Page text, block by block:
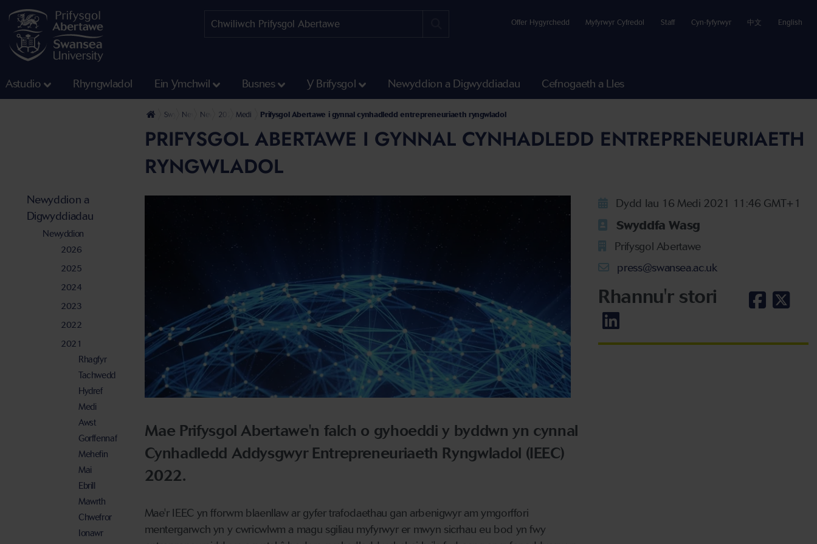
Offer Hygyrchedd Myfyrwyr Cyfredol Staff Cyn-fyfyrwyr 中文 English
Astudio Rhyngwladol Ein Ymchwil Busnes Y Brifysgol Newyddion a Digwyddiadau Cefnogaeth a Lles
Swyddfa'r Wasg
Newyddion a Digwyddiadau
Newyddion
2021Medi Prifysgol Abertawe i gynnal cynhadledd entrepreneuriaeth ryngwladol
PRIFYSGOL ABERTAWE I GYNNAL CYNHADLEDD ENTREPRENEURIAETH
RYNGWLADOL
Mae Prifysgol Abertawe'n falch o gyhoeddi y byddwn yn cynnal
Cynhadledd Addysgwyr Entrepreneuriaeth Ryngwladol (IEEC)
2022.
Mae'r IEEC yn fforwm blaenllaw ar gyfer trafodaethau gan arbenigwyr am ymgorffori
mentergarwch yn y cwricwlwm a magu sgiliau myfyrwyr er mwyn sicrhau eu bod yn fwy
Dydd Iau 16 Medi 2021 11:46 GMT+1
Swyddfa Wasg
Prifysgol Abertawe
press@swansea.ac.uk
Rhannu'r stori
Newyddion a
Digwyddiadau
Newyddion
2026
2025
2024
2023
2022
2021
Rhagfyr
Tachwedd
Hydref
Medi
Awst
Gorffennaf
Mehefin
Mai
Ebrill
Mawrth
Chwefror
Ionawr